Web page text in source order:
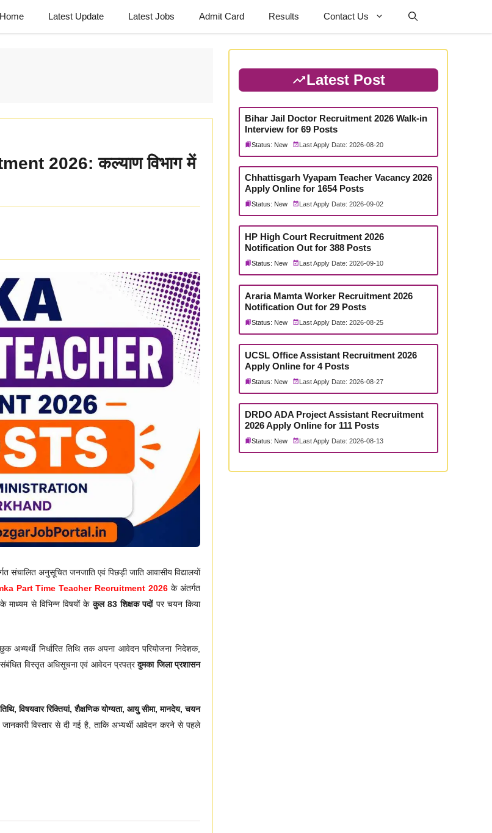
Home Latest Update Latest Jobs Admit Card Results Contact Us
2026: कल्याण विभाग में
संचालित अनुसूचित जनजाति एवं पिछड़ी जाति आवासीय विद्यालयों
Part Time Teacher Recruitment 2026 के अंतर्गत
माध्यम से विभिन्न विषयों केकुल 83 शिक्षक पदोंपर चयन किया
अभ्यर्थी निर्धारित तिथि तक अपना आवेदन परियोजना निदेशक,
विस्तृत अधिसूचना एवं आवेदन प्रपत्रदुमका जिला प्रशासन
विषयवार रिक्तियां, शैक्षणिक योग्यता, आयु सीमा, मानदेय, चयन
विस्तार से दी गई है, ताकि अभ्यर्थी आवेदन करने से पहले
Latest Post
Bihar Jail Doctor Recruitment 2026 Walk-in
Interview for 69 Posts
Status: New Last Apply Date: 2026-08-20
Chhattisgarh Vyapam Teacher Vacancy 2026
Apply Online for 1654 Posts
Status: New Last Apply Date: 2026-09-02
HP High Court Recruitment 2026
Notification Out for 388 Posts
Status: New Last Apply Date: 2026-09-10
Araria Mamta Worker Recruitment 2026
Notification Out for 29 Posts
Status: New Last Apply Date: 2026-08-25
UCSL Office Assistant Recruitment 2026
Apply Online for 4 Posts
Status: New Last Apply Date: 2026-08-27
DRDO ADA Project Assistant Recruitment
2026 Apply Online for 111 Posts
Status: New Last Apply Date: 2026-08-13